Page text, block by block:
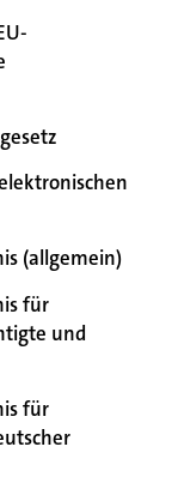
(allgemein)
für
und
für